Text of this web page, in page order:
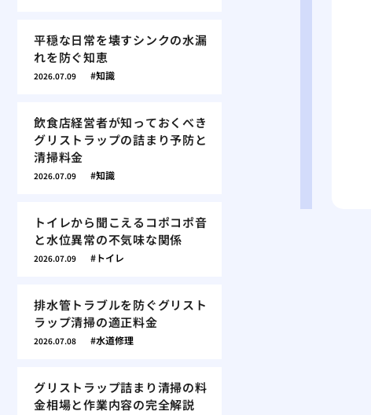
平穏な日常を壊すシンクの水漏
れを防ぐ知恵
2026.07.09 知識
飲食店経営者が知っておくべき
グリストラップの詰まり予防と
清掃料金
2026.07.09 知識
トイレから聞こえるコポコポ音
と水位異常の不気味な関係
2026.07.09 トイレ
排水管トラブルを防ぐグリスト
ラップ清掃の適正料金
2026.07.08 水道修理
グリストラップ詰まり清掃の料
金相場と作業内容の完全解説